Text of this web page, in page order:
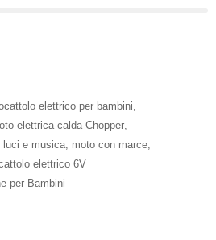
elettrico per bambini
elettrica calda Chopper
luci e musica moto con marce
elettrico 6V
per Bambini